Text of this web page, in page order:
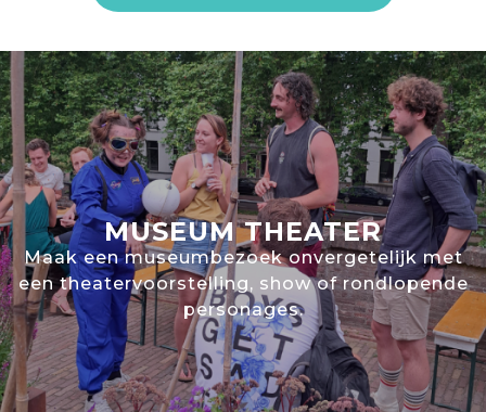
MUSEUM THEATER
Maak een museumbezoek onvergetelijk met
een theatervoorstelling, show of rondlopende
personages.